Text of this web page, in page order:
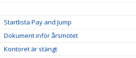
Startlista Pay and Jump
Dokument inför årsmötet
Kontoret är stängt